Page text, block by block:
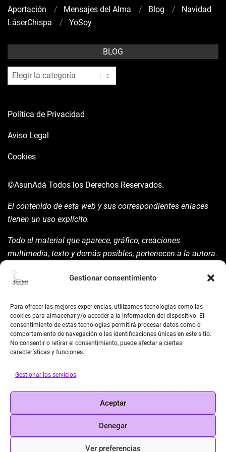
Gestionar consentimiento
Para ofrecer las mejores experiencias, utilizamos tecnologías como las
cookies para almacenar y/o acceder a la información del dispositivo. El
consentimiento de estas tecnologías permitirá procesar datos como el
comportamiento de navegación o las identificaciones únicas en este sitio.
No consentir o retirar el consentimiento, puede afectar a ciertas
características y funciones.
Gestionar los servicios
Aceptar
Denegar
Ver preferencias
Aportación Mensajes del Alma Blog
Navidad
LáserChispa
YoSoy
BLOG
blog
Política de Privacidad
Aviso Legal
Cookies
©AsunAdá Todos los Derechos Reservados.
El contenido de esta web y sus correspondientes enlaces
tienen un uso explícito.
Todo el material que aparece, gráfico, creaciones
multimedia, texto y demás posibles, pertenecen a la autora.
la mism para ello.
©AsunAdá ​Gracias.